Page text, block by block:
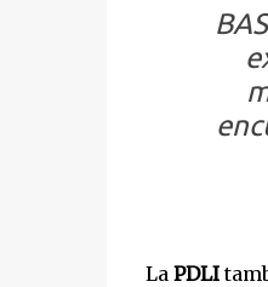
La PDLI